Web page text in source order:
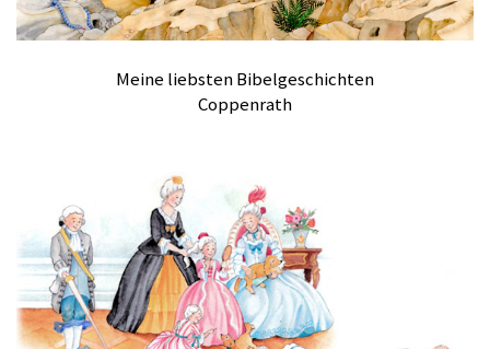
Meine liebsten Bibelgeschichten
Coppenrath